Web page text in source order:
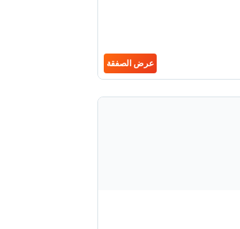
عرض الصفقة